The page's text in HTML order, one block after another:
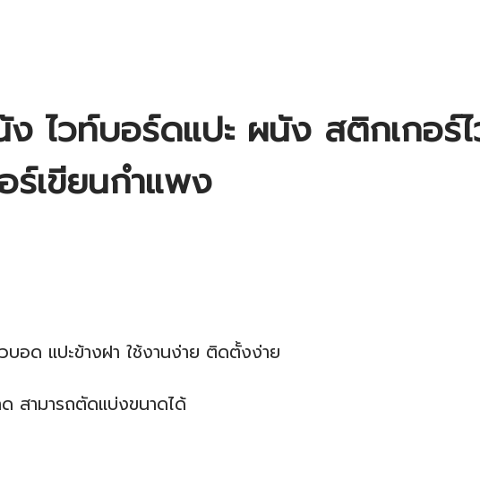
ไวท์บอร์ดแปะ ผนัง สติกเกอร์
เขียนกำแพง
บอด แปะข้างฝา ใช้งานง่าย ติดตั้งง่าย
สามารถตัดแบ่งขนาดได้